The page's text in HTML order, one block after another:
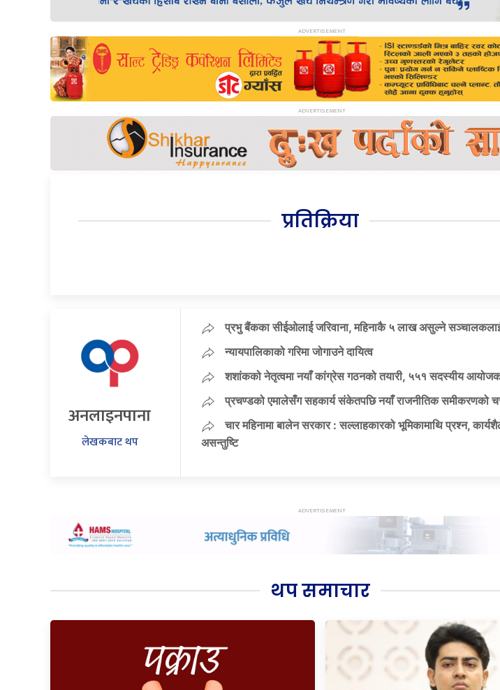
प्रतिक्रिया
अनलाइनपाना
लेखकबाट थप
प्रभु बैंकका सीईओलाई जरिवाना, महिनाकै ५ लाख असुल्ने
न्यायपालिकाको गरिमा जोगाउने दायित्व
शशांकको नेतृत्वमा नयाँ कांग्रेस गठनको तयारी, ५५१ सदस्यीय आयोजक
प्रचण्डको एमालेसँग सहकार्य संकेतपछि नयाँ राजनीतिक समीकरणको
चार महिनामा बालेन सरकार : सल्लाहकारको भूमिकामाथि प्रश्न,
असन्तुष्टि
थप समाचार